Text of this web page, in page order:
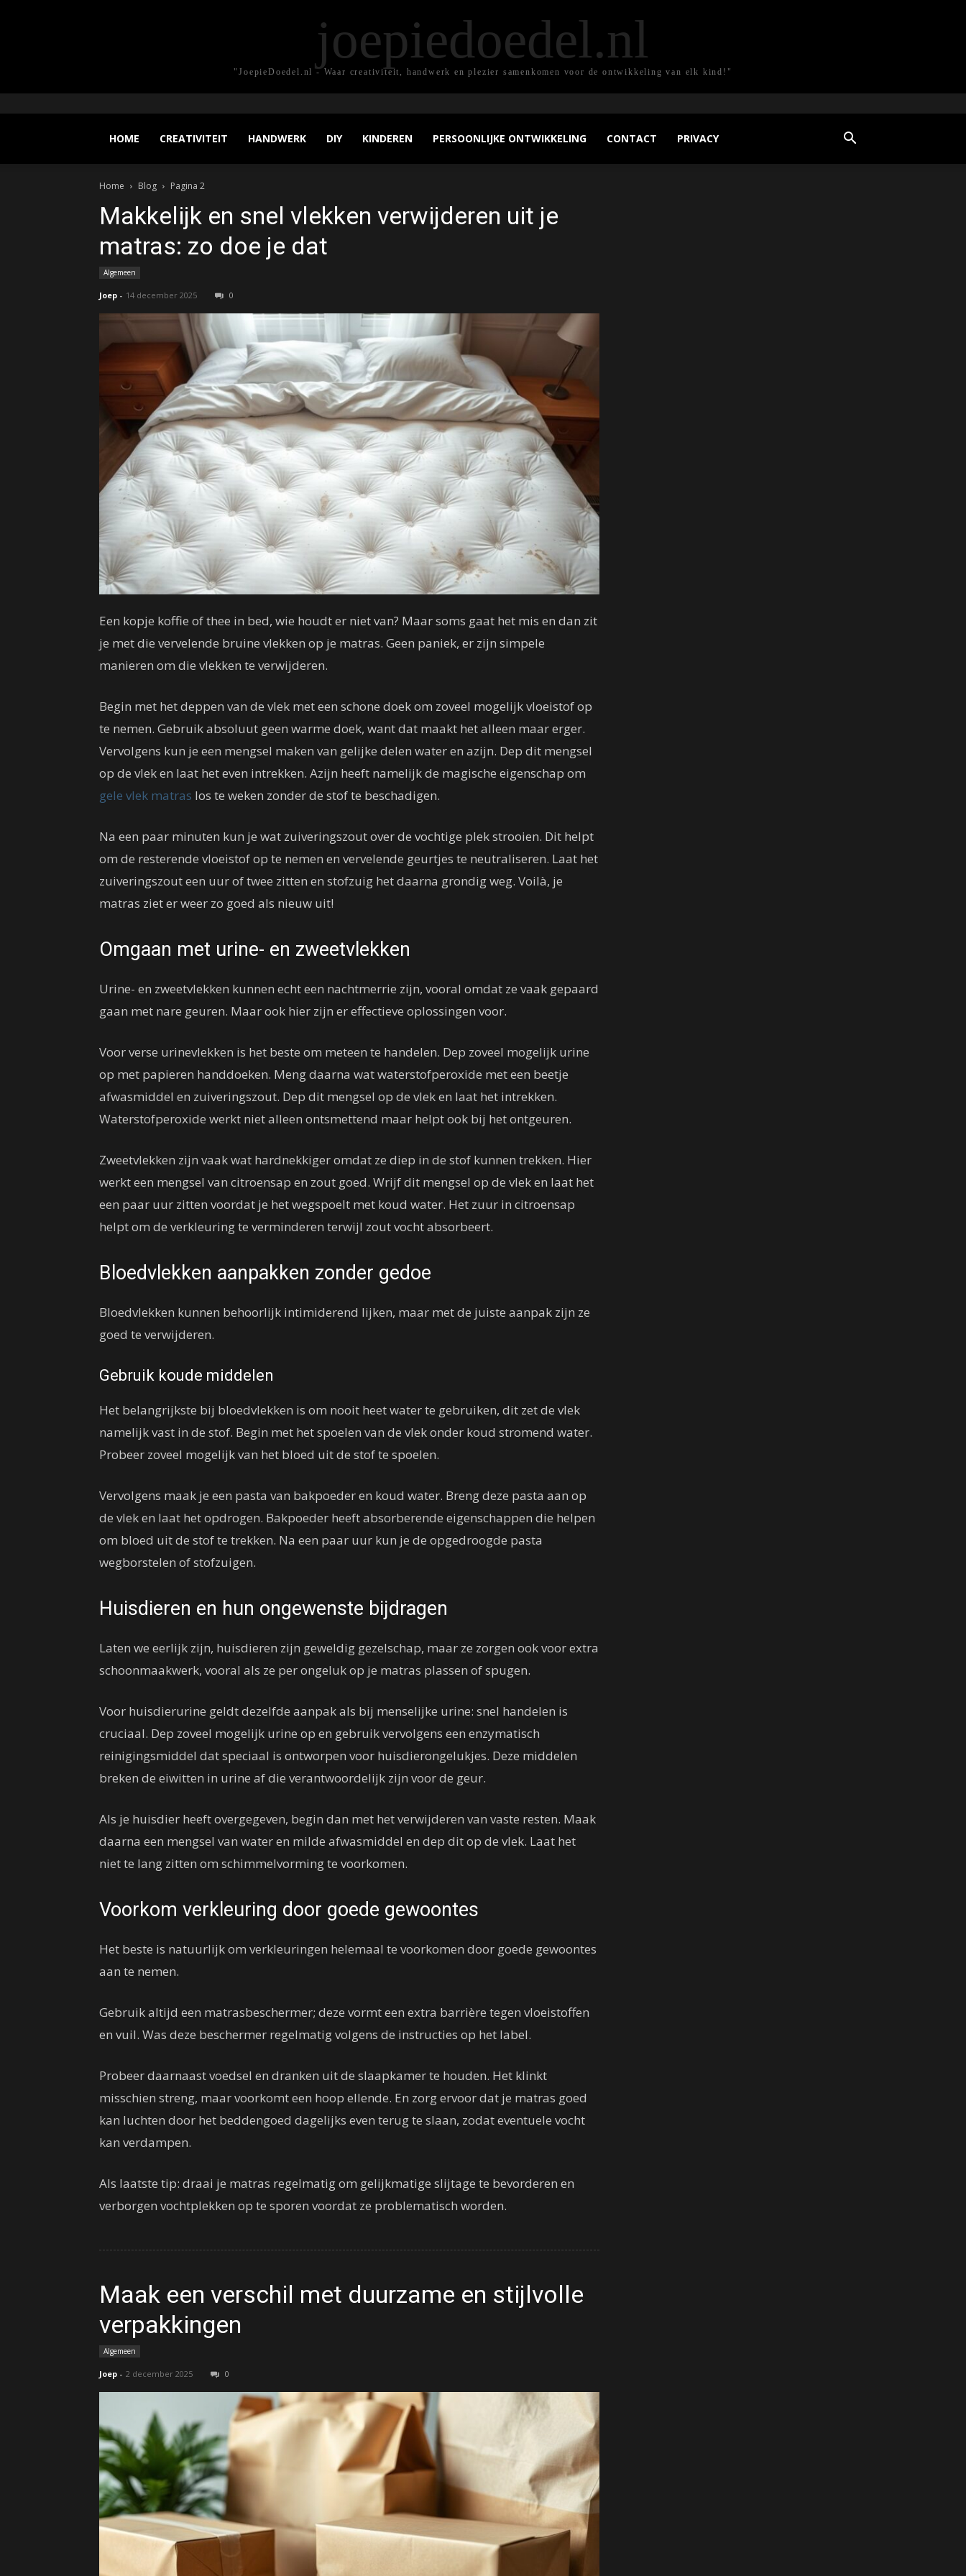
joepiedoedel.nl
"JoepieDoedel.nl - Waar creativiteit, handwerk en plezier samenkomen voor de ontwikkeling van elk kind!"
HOME CREATIVITEIT HANDWERK DIY KINDEREN PERSOONLIJKE ONTWIKKELING CONTACT PRIVACY
Home Blog Pagina 2
Makkelijk en snel vlekken verwijderen uit je
matras: zo doe je dat
Algemeen
Joep - 14 december 2025 0
Een kopje koffie of thee in bed, wie houdt er niet van? Maar soms gaat het mis en dan zit
je met die vervelende bruine vlekken op je matras. Geen paniek, er zijn simpele
manieren om die vlekken te verwijderen.
Begin met het deppen van de vlek met een schone doek om zoveel mogelijk vloeistof op
te nemen. Gebruik absoluut geen warme doek, want dat maakt het alleen maar erger.
Vervolgens kun je een mengsel maken van gelijke delen water en azijn. Dep dit mengsel
op de vlek en laat het even intrekken. Azijn heeft namelijk de magische eigenschap om
gele vlek matras los te weken zonder de stof te beschadigen.
Na een paar minuten kun je wat zuiveringszout over de vochtige plek strooien. Dit helpt
om de resterende vloeistof op te nemen en vervelende geurtjes te neutraliseren. Laat het
zuiveringszout een uur of twee zitten en stofzuig het daarna grondig weg. Voilà, je
matras ziet er weer zo goed als nieuw uit!
Omgaan met urine- en zweetvlekken
Urine- en zweetvlekken kunnen echt een nachtmerrie zijn, vooral omdat ze vaak gepaard
gaan met nare geuren. Maar ook hier zijn er effectieve oplossingen voor.
Voor verse urinevlekken is het beste om meteen te handelen. Dep zoveel mogelijk urine
op met papieren handdoeken. Meng daarna wat waterstofperoxide met een beetje
afwasmiddel en zuiveringszout. Dep dit mengsel op de vlek en laat het intrekken.
Waterstofperoxide werkt niet alleen ontsmettend maar helpt ook bij het ontgeuren.
Zweetvlekken zijn vaak wat hardnekkiger omdat ze diep in de stof kunnen trekken. Hier
werkt een mengsel van citroensap en zout goed. Wrijf dit mengsel op de vlek en laat het
een paar uur zitten voordat je het wegspoelt met koud water. Het zuur in citroensap
helpt om de verkleuring te verminderen terwijl zout vocht absorbeert.
Bloedvlekken aanpakken zonder gedoe
Bloedvlekken kunnen behoorlijk intimiderend lijken, maar met de juiste aanpak zijn ze
goed te verwijderen.
Gebruik koude middelen
Het belangrijkste bij bloedvlekken is om nooit heet water te gebruiken, dit zet de vlek
namelijk vast in de stof. Begin met het spoelen van de vlek onder koud stromend water.
Probeer zoveel mogelijk van het bloed uit de stof te spoelen.
Vervolgens maak je een pasta van bakpoeder en koud water. Breng deze pasta aan op
de vlek en laat het opdrogen. Bakpoeder heeft absorberende eigenschappen die helpen
om bloed uit de stof te trekken. Na een paar uur kun je de opgedroogde pasta
wegborstelen of stofzuigen.
Huisdieren en hun ongewenste bijdragen
Laten we eerlijk zijn, huisdieren zijn geweldig gezelschap, maar ze zorgen ook voor extra
schoonmaakwerk, vooral als ze per ongeluk op je matras plassen of spugen.
Voor huisdierurine geldt dezelfde aanpak als bij menselijke urine: snel handelen is
cruciaal. Dep zoveel mogelijk urine op en gebruik vervolgens een enzymatisch
reinigingsmiddel dat speciaal is ontworpen voor huisdierongelukjes. Deze middelen
breken de eiwitten in urine af die verantwoordelijk zijn voor de geur.
Als je huisdier heeft overgegeven, begin dan met het verwijderen van vaste resten. Maak
daarna een mengsel van water en milde afwasmiddel en dep dit op de vlek. Laat het
niet te lang zitten om schimmelvorming te voorkomen.
Voorkom verkleuring door goede gewoontes
Het beste is natuurlijk om verkleuringen helemaal te voorkomen door goede gewoontes
aan te nemen.
Gebruik altijd een matrasbeschermer; deze vormt een extra barrière tegen vloeistoffen
en vuil. Was deze beschermer regelmatig volgens de instructies op het label.
Probeer daarnaast voedsel en dranken uit de slaapkamer te houden. Het klinkt
misschien streng, maar voorkomt een hoop ellende. En zorg ervoor dat je matras goed
kan luchten door het beddengoed dagelijks even terug te slaan, zodat eventuele vocht
kan verdampen.
Als laatste tip: draai je matras regelmatig om gelijkmatige slijtage te bevorderen en
verborgen vochtplekken op te sporen voordat ze problematisch worden.
Maak een verschil met duurzame en stijlvolle
verpakkingen
Algemeen
Joep - 2 december 2025 0